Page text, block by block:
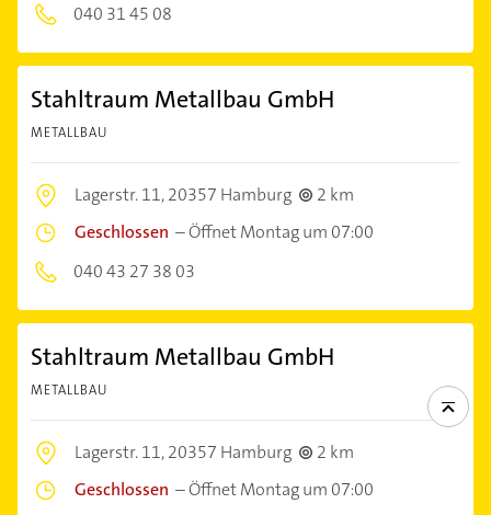
040 31 45 08
Stahltraum Metallbau GmbH
METALLBAU
Lagerstr. 11,20357 Hamburg
2 km
Geschlossen –Öffnet Montag um 07:00
040 43 27 38 03
Stahltraum Metallbau GmbH
METALLBAU
Lagerstr. 11,20357 Hamburg
2 km
Geschlossen –Öffnet Montag um 07:00